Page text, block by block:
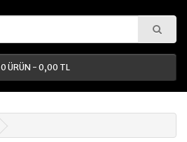
0 ÜRÜN - 0,00 TL